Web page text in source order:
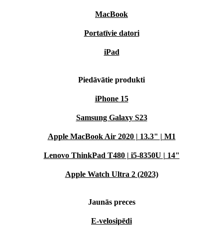
MacBook
Portatīvie datori
iPad
Piedāvātie produkti
iPhone 15
Samsung Galaxy S23
Apple MacBook Air 2020 | 13.3" | M1
Lenovo ThinkPad T480 | i5-8350U | 14"
Apple Watch Ultra 2 (2023)
Jaunās preces
E-velosipēdi